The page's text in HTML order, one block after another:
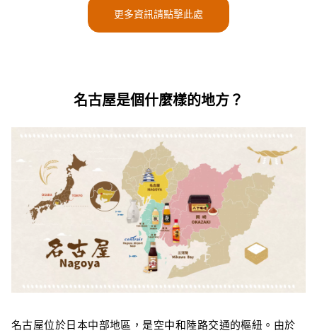
更多資訊請點擊此處
名古屋是個什麼樣的地方？
名古屋位於日本中部地區，是空中和陸路交通的樞紐。由於